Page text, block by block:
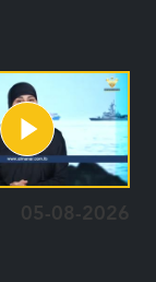
05-08-2026